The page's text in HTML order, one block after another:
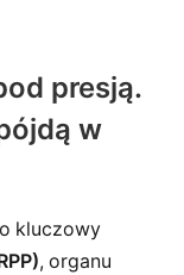
presją.
w
kluczowy
, organu